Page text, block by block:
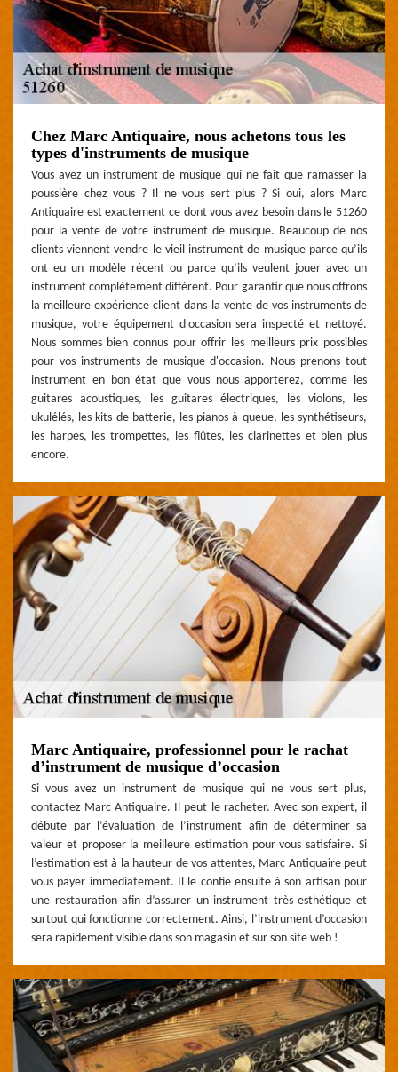
Chez Marc Antiquaire, nous achetons tous les
types d'instruments de musique
Vous avez un instrument de musique qui ne fait que ramasser la
poussière chez vous ? Il ne vous sert plus ? Si oui, alors Marc
Antiquaire est exactement ce dont vous avez besoin dans le 51260
pour la vente de votre instrument de musique. Beaucoup de nos
clients viennent vendre le vieil instrument de musique parce qu’ils
ont eu un modèle récent ou parce qu’ils veulent jouer avec un
instrument complètement différent. Pour garantir que nous offrons
la meilleure expérience client dans la vente de vos instruments de
musique, votre équipement d'occasion sera inspecté et nettoyé.
Nous sommes bien connus pour offrir les meilleurs prix possibles
pour vos instruments de musique d'occasion. Nous prenons tout
instrument en bon état que vous nous apporterez, comme les
guitares acoustiques, les guitares électriques, les violons, les
ukulélés, les kits de batterie, les pianos à queue, les synthétiseurs,
les harpes, les trompettes, les flûtes, les clarinettes et bien plus
encore.
Marc Antiquaire, professionnel pour le rachat
d’instrument de musique d’occasion
Si vous avez un instrument de musique qui ne vous sert plus,
contactez Marc Antiquaire. Il peut le racheter. Avec son expert, il
débute par l’évaluation de l’instrument afin de déterminer sa
valeur et proposer la meilleure estimation pour vous satisfaire. Si
l’estimation est à la hauteur de vos attentes, Marc Antiquaire peut
vous payer immédiatement. Il le confie ensuite à son artisan pour
une restauration afin d’assurer un instrument très esthétique et
surtout qui fonctionne correctement. Ainsi, l’instrument d’occasion
sera rapidement visible dans son magasin et sur son site web !